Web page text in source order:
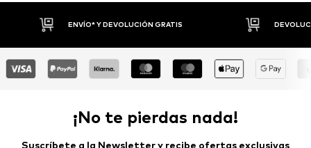
ENVÍO* Y DEVOLUCIÓN GRATIS
¡No te pierdas nada!
Suscríbete a la Newsletter y recibe ofertas exclusivas